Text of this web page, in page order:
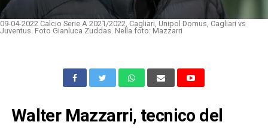
09-04-2022 Calcio Serie A 2021/2022, Cagliari, Unipol Domus, Cagliari vs
Juventus. Foto Gianluca Zuddas. Nella foto: Mazzarri
Walter Mazzarri, tecnico del